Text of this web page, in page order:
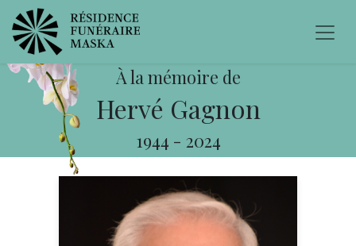
À la mémoire de
Hervé Gagnon
1944 - 2024